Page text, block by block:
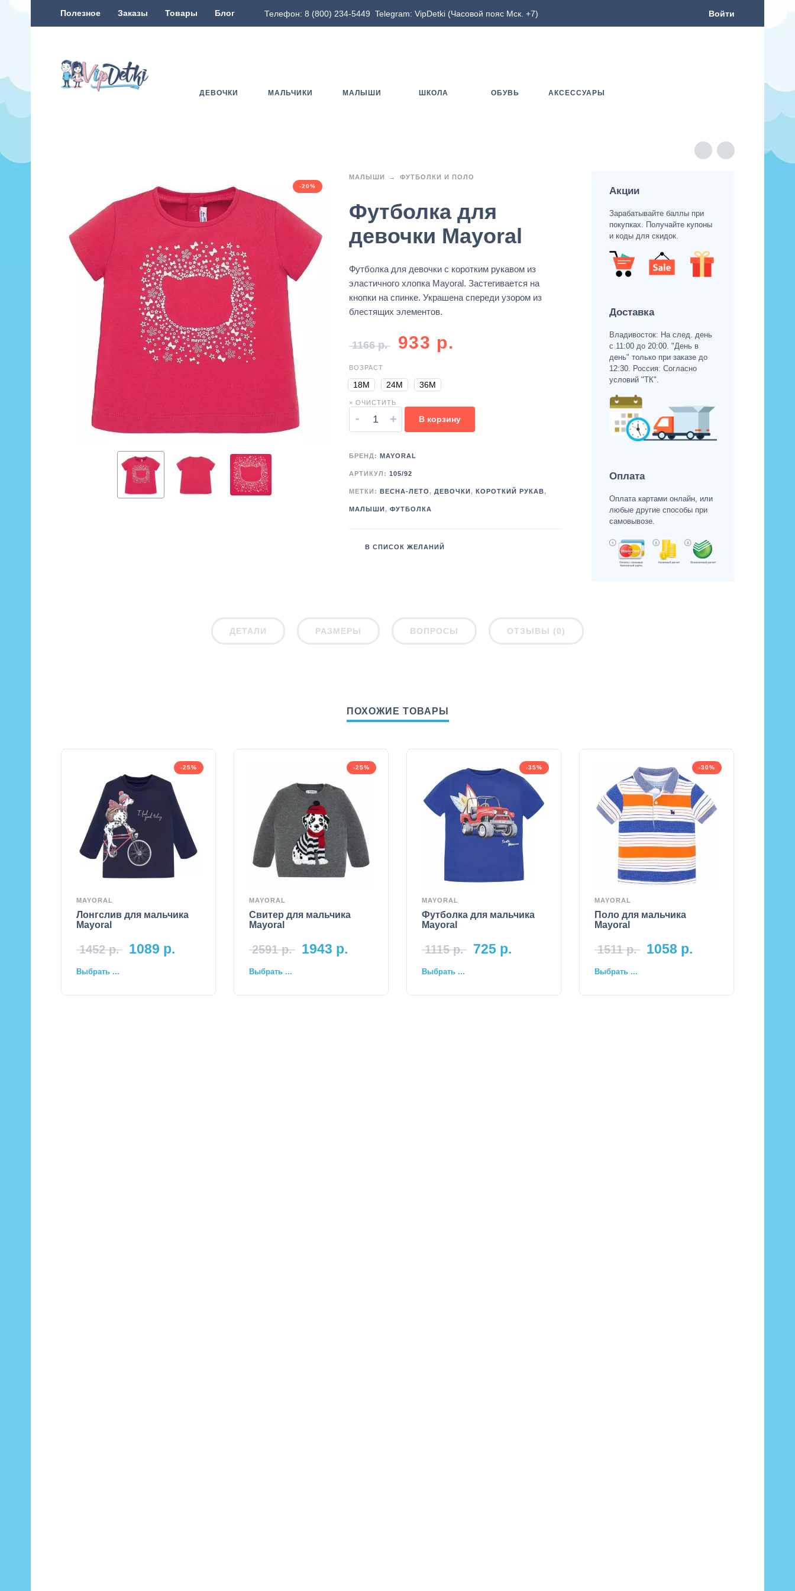
Полезное Заказы Товары Блог Телефон: 8 (800) 234-5449 Telegram: VipDetki (Часовой пояс Мск. +7) Войти
ДЕВОЧКИ МАЛЬЧИКИ МАЛЫШИ ШКОЛА ОБУВЬ АКСЕССУАРЫ
-20%
МАЛЫШИ ФУТБОЛКИ И ПОЛО
Футболка для
девочки Mayoral
Футболка для девочки с коротким рукавом из
эластичного хлопка Mayoral. Застегивается на
кнопки на спинке. Украшена спереди узором из
блестящих элементов.
1166р. 933 р.
ВОЗРАСТ
18М 24М 36М
× ОЧИСТИТЬ
- + В корзину
БРЕНД: MAYORAL
АРТИКУЛ: 105/92
МЕТКИ: ВЕСНА-ЛЕТО, ДЕВОЧКИ , КОРОТКИЙ РУКАВ,
МАЛЫШИ , ФУТБОЛКА
В СПИСОК ЖЕЛАНИЙ
Акции
Зарабатывайте баллы при
покупках. Получайте купоны
и коды для скидок.
Доставка
Владивосток: На след. день
с 11:00 до 20:00. "День в
день" только при заказе до
12:30. Россия: Согласно
условий "ТК".
Оплата
Оплата картами онлайн, или
любые другие способы при
самовывозе.
ДЕТАЛИ РАЗМЕРЫ ВОПРОСЫ ОТЗЫВЫ (0)
ПОХОЖИЕ ТОВАРЫ
-25%
MAYORAL
Лонгслив для мальчика
Mayoral
1452р. 1089 р.
Выбрать ...
-25%
MAYORAL
Свитер для мальчика
Mayoral
2591р. 1943 р.
Выбрать ...
-35%
MAYORAL
Футболка для мальчика
Mayoral
1115р. 725 р.
Выбрать ...
-30%
MAYORAL
Поло для мальчика
Mayoral
1511р. 1058 р.
Выбрать ...